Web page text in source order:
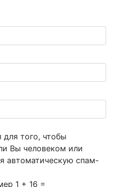
для того, чтобы
Вы человеком или
автоматическую спам-
1 + 16 =